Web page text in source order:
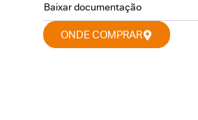
Baixar documentação
ONDE COMPRAR